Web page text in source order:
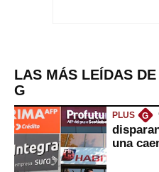
LAS MÁS LEÍDAS
G
PLUS G
una